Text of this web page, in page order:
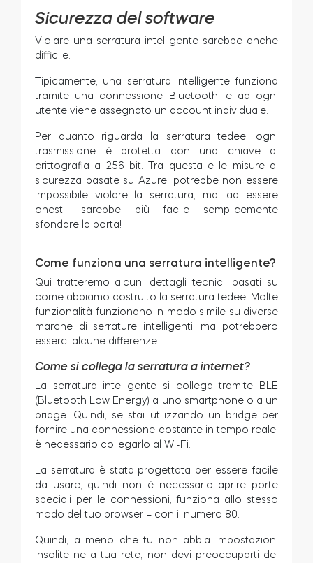
Sicurezza del software
Violare una serratura intelligente sarebbe anche
difficile.
Tipicamente, una serratura intelligente funziona
tramite una connessione Bluetooth, e ad ogni
utente viene assegnato un account individuale.
Per quanto riguarda la serratura tedee, ogni
trasmissione è protetta con una chiave di
crittografia a 256 bit. Tra questa e le misure di
sicurezza basate su Azure, potrebbe non essere
impossibile violare la serratura, ma, ad essere
onesti, sarebbe più facile semplicemente
sfondare la porta!
Come funziona una serratura intelligente?
Qui tratteremo alcuni dettagli tecnici, basati su
come abbiamo costruito la serratura tedee. Molte
funzionalità funzionano in modo simile su diverse
marche di serrature intelligenti, ma potrebbero
esserci alcune differenze.
Come si collega la serratura a internet?
La serratura intelligente si collega tramite BLE
(Bluetooth Low Energy) a uno smartphone o a un
bridge. Quindi, se stai utilizzando un bridge per
fornire una connessione costante in tempo reale,
è necessario collegarlo al Wi-Fi.
La serratura è stata progettata per essere facile
da usare, quindi non è necessario aprire porte
speciali per le connessioni, funziona allo stesso
modo del tuo browser – con il numero 80.
Quindi, a meno che tu non abbia impostazioni
insolite nella tua rete, non devi preoccuparti dei